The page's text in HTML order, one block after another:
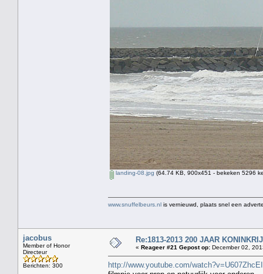
landing-08.jpg (64.74 KB, 900x451 - bekeken 5296
www.snuffelbeurs.nl is vernieuwd, plaats snel een
jacobus
Member of Honor
Directeur
Berichten: 300
Re:1813-2013 200 JAAR
« Reageer #21 Gepost op: December 02,
http://www.youtube.com/